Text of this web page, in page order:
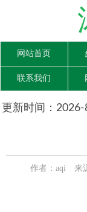
网站首页
联系我们
更新时间：
作者：aqi 来